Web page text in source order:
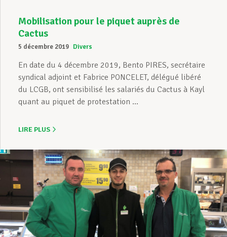
Mobilisation pour le piquet auprès de
Cactus
5 décembre 2019 Divers
En date du 4 décembre 2019, Bento PIRES, secrétaire
syndical adjoint et Fabrice PONCELET, délégué libéré
du LCGB, ont sensibilisé les salariés du Cactus à Kayl
quant au piquet de protestation ...
LIRE PLUS